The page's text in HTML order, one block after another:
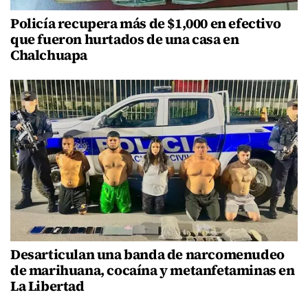
Policía recupera más de $1,000 en efectivo
que fueron hurtados de una casa en
Chalchuapa
Desarticulan una banda de narcomenudeo
de marihuana, cocaína y metanfetaminas en
La Libertad